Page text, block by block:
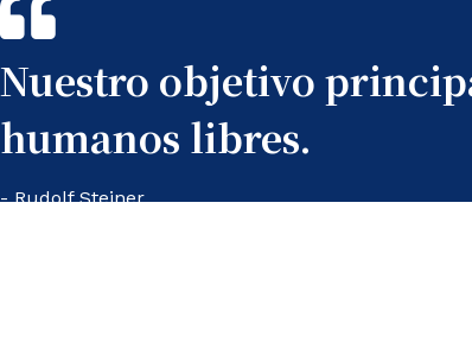
Nuestro objetivo
humanos libres.
- Rudolf Steiner